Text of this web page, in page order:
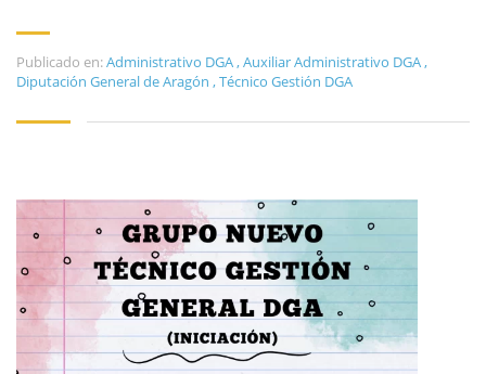
Publicado en:Administrativo DGA,Auxiliar Administrativo DGA,
Diputación General de Aragón ,Técnico Gestión DGA